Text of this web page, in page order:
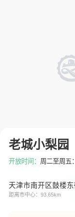
老城小梨园
开放时间： 周二至周五：第一场
天津市南开区鼓楼
距离市中心：93.65km